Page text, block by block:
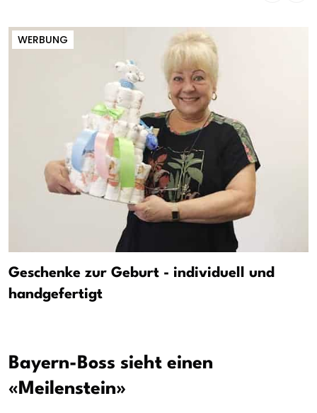
WERBUNG
Geschenke zur Geburt - individuell und
handgefertigt
Bayern-Boss sieht einen
«Meilenstein»